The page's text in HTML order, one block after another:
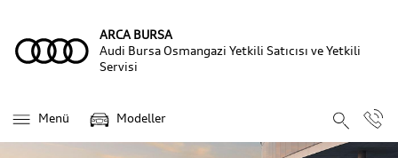
ARCA BURSA
Audi Bursa Osmangazi Yetkili Satıcısı ve Yetkili
Servisi
Menü Modeller